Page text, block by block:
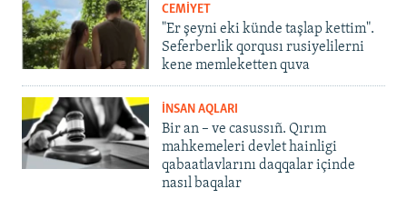
CEMİYET
"Er şeyni eki künde taşlap kettim".
Seferberlik qorqusı rusiyelilerni
kene memleketten quva
İNSAN AQLARI
Bir an – ve casussıñ. Qırım
mahkemeleri devlet hainligi
qabaatlavlarını daqqalar içinde
nasıl baqalar